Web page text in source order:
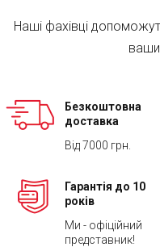
Наші фахівці
Безкоштовна
доставка
Від 7000 грн.
Гарантія до 10
років
Ми - офіційний
представник!